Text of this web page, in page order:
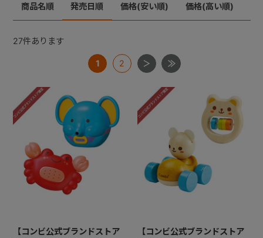
商品名順 発売日順 価格(安い順) 価格(高い順)
27件あります
1 2
【コンビ公式ブランドストア
【コンビ公式ブランドストア